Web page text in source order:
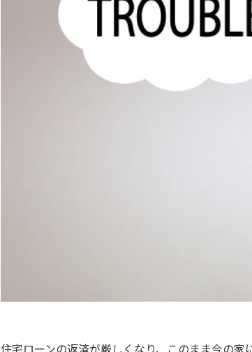
住宅ローンの返済が厳しくなり、このまま今の